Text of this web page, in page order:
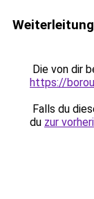
Die von dir
https://
Falls du
du zur